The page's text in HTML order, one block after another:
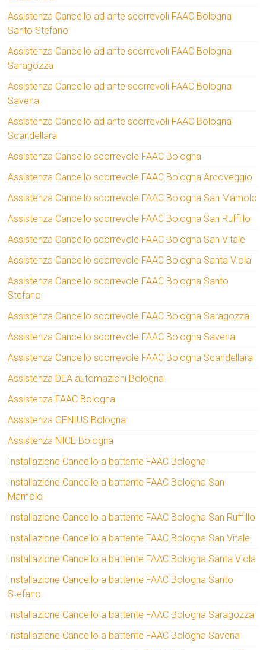
Assistenza Cancello ad ante scorrevoli FAAC Bologna
Santo Stefano
Assistenza Cancello ad ante scorrevoli FAAC Bologna
Saragozza
Assistenza Cancello ad ante scorrevoli FAAC Bologna
Savena
Assistenza Cancello ad ante scorrevoli FAAC Bologna
Scandellara
Assistenza Cancello scorrevole FAAC Bologna
Assistenza Cancello scorrevole FAAC Bologna Arcoveggio
Assistenza Cancello scorrevole FAAC Bologna San Mamolo
Assistenza Cancello scorrevole FAAC Bologna San Ruffillo
Assistenza Cancello scorrevole FAAC Bologna San Vitale
Assistenza Cancello scorrevole FAAC Bologna Santa Viola
Assistenza Cancello scorrevole FAAC Bologna Santo
Stefano
Assistenza Cancello scorrevole FAAC Bologna Saragozza
Assistenza Cancello scorrevole FAAC Bologna Savena
Assistenza Cancello scorrevole FAAC Bologna Scandellara
Assistenza DEA automazioni Bologna
Assistenza FAAC Bologna
Assistenza GENIUS Bologna
Assistenza NICE Bologna
Installazione Cancello a battente FAAC Bologna
Installazione Cancello a battente FAAC Bologna San
Mamolo
Installazione Cancello a battente FAAC Bologna San Ruffillo
Installazione Cancello a battente FAAC Bologna San Vitale
Installazione Cancello a battente FAAC Bologna Santa Viola
Installazione Cancello a battente FAAC Bologna Santo
Stefano
Installazione Cancello a battente FAAC Bologna Saragozza
Installazione Cancello a battente FAAC Bologna Savena